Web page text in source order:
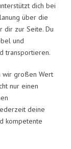
dich bei
über die
dir zur Seite. Du
und
transportieren.
wir großen Wert
nur einen
deine
kompetente